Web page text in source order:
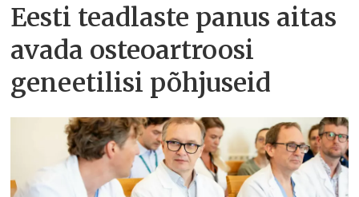
Eesti teadlaste panus aitas
avada osteoartroosi
geneetilisi põhjuseid